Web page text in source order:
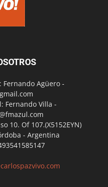
Agüero -
Fernando Villa -
10. Of 107.(X5152EYN)
- Argentina